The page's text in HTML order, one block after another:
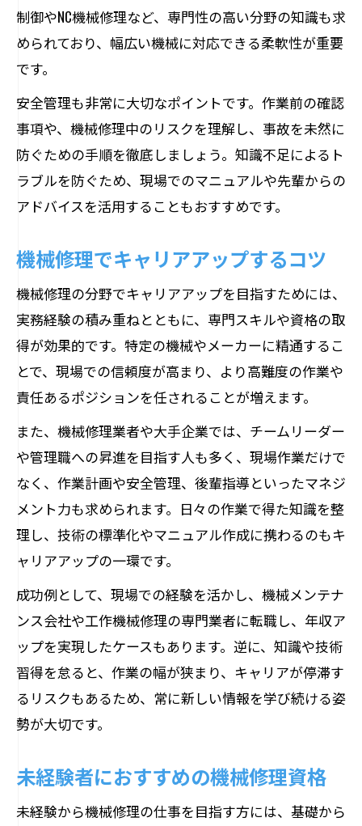
制御やNC機械修理など、専門性の高い分野の知識も求
められており、幅広い機械に対応できる柔軟性が重要
です。
安全管理も非常に大切なポイントです。作業前の確認
事項や、機械修理中のリスクを理解し、事故を未然に
防ぐための手順を徹底しましょう。知識不足によるト
ラブルを防ぐため、現場でのマニュアルや先輩からの
アドバイスを活用することもおすすめです。
機械修理でキャリアアップするコツ
機械修理の分野でキャリアアップを目指すためには、
実務経験の積み重ねとともに、専門スキルや資格の取
得が効果的です。特定の機械やメーカーに精通するこ
とで、現場での信頼度が高まり、より高難度の作業や
責任あるポジションを任されることが増えます。
また、機械修理業者や大手企業では、チームリーダー
や管理職への昇進を目指す人も多く、現場作業だけで
なく、作業計画や安全管理、後輩指導といったマネジ
メント力も求められます。日々の作業で得た知識を整
理し、技術の標準化やマニュアル作成に携わるのもキ
ャリアアップの一環です。
成功例として、現場での経験を活かし、機械メンテナ
ンス会社や工作機械修理の専門業者に転職し、年収ア
ップを実現したケースもあります。逆に、知識や技術
習得を怠ると、作業の幅が狭まり、キャリアが停滞す
るリスクもあるため、常に新しい情報を学び続ける姿
勢が大切です。
未経験者におすすめの機械修理資格
未経験から機械修理の仕事を目指す方には、基礎から